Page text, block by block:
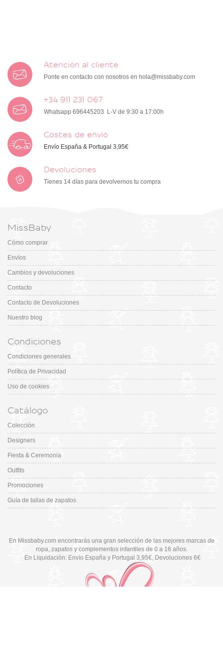
Atención al cliente
Ponte en contacto con nosotros en hola@missbaby.com
+34 911 231 067
Whatsapp 696445203 L-V de 9:30 a 17:00h
Costes de envío
Envío España & Portugal 3,95€
Devoluciones
Tienes 14 días para devolvernos tu compra
MissBaby
Cómo comprar
Envíos
Cambios y devoluciones
Contacto
Contacto de Devoluciones
Nuestro blog
Condiciones
Condiciones generales
Política de Privacidad
Uso de cookies
Catálogo
Colección
Designers
Fiesta & Ceremonia
Outfits
Promociones
Guía de tallas de zapatos
En Missbaby.com encontrarás una gran selección de las mejores marcas de
ropa, zapatos y complementos infantiles de 0 a 16 años.
En Liquidación: Envío España y Portugal 3,95€, Devoluciones 6€